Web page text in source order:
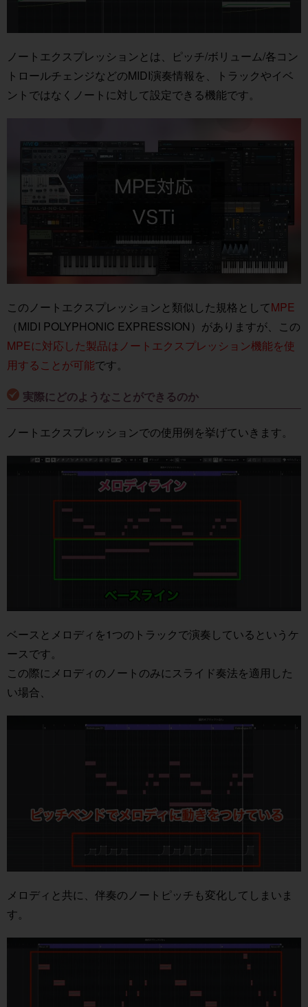
ノートエクスプレッションとは、ピッチ/ボリューム/各コン
トロールチェンジなどのMIDI演奏情報を、トラックやイベ
ントではなくノートに対して設定できる機能です。
このノートエクスプレッションと類似した規格としてMPE
（MIDI POLYPHONIC EXPRESSION）がありますが、この
MPEに対応した製品はノートエクスプレッション機能を使
用することが可能です。
実際にどのようなことができるのか
ノートエクスプレッションでの使用例を挙げていきます。
ベースとメロディを1つのトラックで演奏しているというケ
ースです。
この際にメロディのノートのみにスライド奏法を適用した
い場合、
メロディと共に、伴奏のノートピッチも変化してしまいま
す。